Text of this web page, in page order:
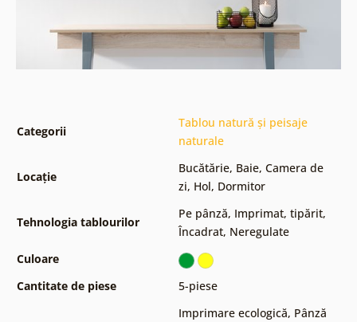
Categorii
Tablou natură și peisaje
naturale
Locație
Bucătărie, Baie, Camera de
zi, Hol, Dormitor
Tehnologia tablourilor
Pe pânză, Imprimat, tipărit,
Încadrat, Neregulate
Culoare
Cantitate de piese
5-piese
Imprimare ecologică, Pânză